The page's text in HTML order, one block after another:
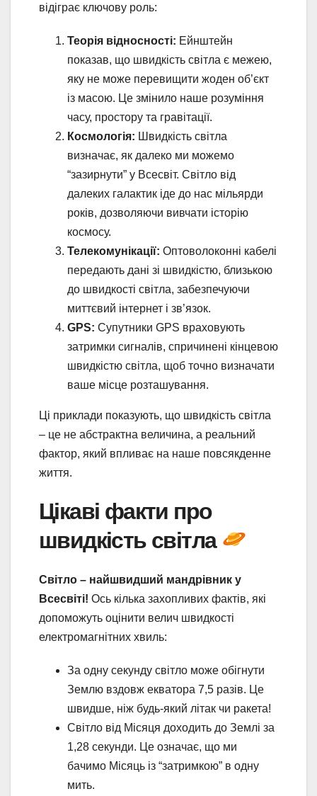
відіграє ключову роль:
Теорія відносності: Ейнштейн
показав, що швидкість світла є межею,
яку не може перевищити жоден об’єкт
із масою. Це змінило наше розуміння
часу, простору та гравітації.
Космологія: Швидкість світла
визначає, як далеко ми можемо
“зазирнути” у Всесвіт. Світло від
далеких галактик іде до нас мільярди
років, дозволяючи вивчати історію
космосу.
Телекомунікації: Оптоволоконні кабелі
передають дані зі швидкістю, близькою
до швидкості світла, забезпечуючи
миттєвий інтернет і зв’язок.
GPS: Супутники GPS враховують
затримки сигналів, спричинені кінцевою
швидкістю світла, щоб точно визначати
ваше місце розташування.
Ці приклади показують, що швидкість світла
– це не абстрактна величина, а реальний
фактор, який впливає на наше повсякденне
життя.
Цікаві факти про
швидкість світла
Світло – найшвидший мандрівник у
Всесвіті! Ось кілька захопливих фактів, які
допоможуть оцінити велич швидкості
електромагнітних хвиль:
За одну секунду світло може обігнути
Землю вздовж екватора 7,5 разів. Це
швидше, ніж будь-який літак чи ракета!
Світло від Місяця доходить до Землі за
1,28 секунди. Це означає, що ми
бачимо Місяць із “затримкою” в одну
мить.